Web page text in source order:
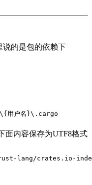
说的是包的依赖下
用户名}\.cargo
面内容保存为UTF8格式
lang/crates.io-